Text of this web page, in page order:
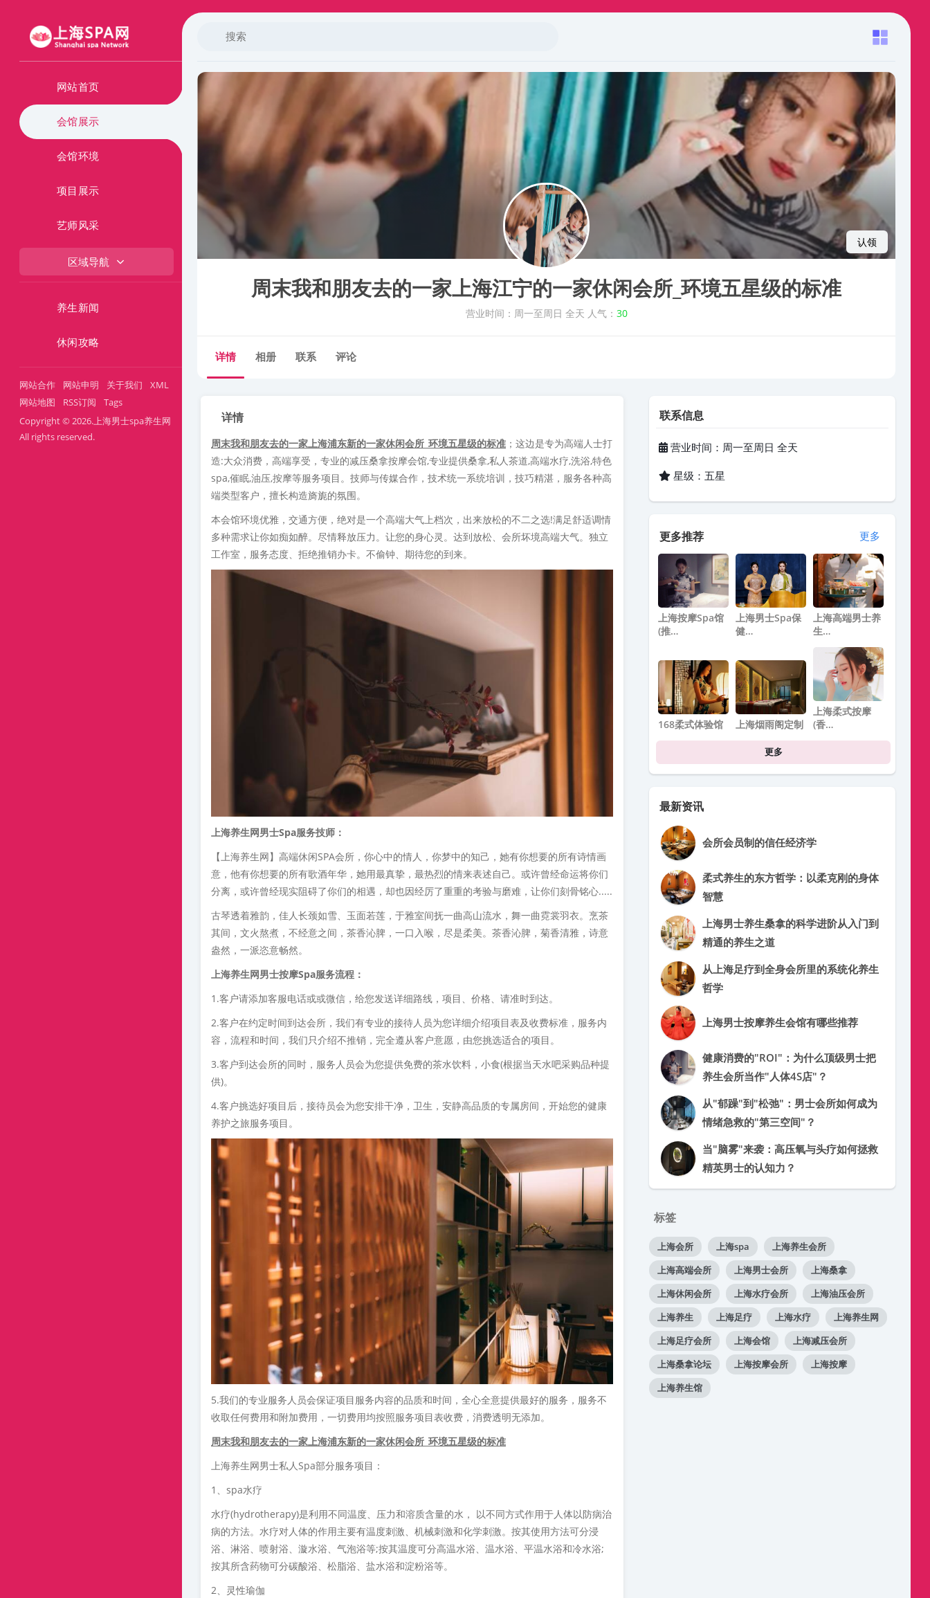
网站首页
会馆展示
会馆环境
项目展示
艺师风采
区域导航
养生新闻
休闲攻略
网站合作 网站申明 关于我们
XML
网站地图
RSS订阅
Tags
Copyright © 2026.上海男士spa养生网
All rights reserved.
认领
周末我和朋友去的一家上海江宁的一家休闲会所_环境五星级的标准
营业时间：周一至周日 全天 人气： 30
详情 相册 联系 评论
详情
周末我和朋友去的一家上海浦东新的一家休闲会所_环境五星级的标准 ；这边是专为高端人士打
造:大众消费，高端享受，专业的减压桑拿按摩会馆,专业提供桑拿,私人茶道,高端水疗,洗浴,特色
spa,催眠,油压,按摩等服务项目。技师与传媒合作，技术统一系统培训，技巧精湛，服务各种高
端类型客户，擅长构造旖旎的氛围。
本会馆环境优雅，交通方便，绝对是一个高端大气上档次，出来放松的不二之选!满足舒适调情
多种需求让你如痴如醉。尽情释放压力。让您的身心灵。达到放松、会所坏境高端大气。独立
工作室，服务态度、拒绝推销办卡。不偷钟、期待您的到来。
上海养生网男士Spa服务技师：
【上海养生网】高端休闲SPA会所，你心中的情人，你梦中的知己，她有你想要的所有诗情画
意，他有你想要的所有歌酒年华，她用最真挚，最热烈的情来表述自己。或许曾经命运将你们
分离，或许曾经现实阻碍了你们的相遇，却也因经厉了重重的考验与磨难，让你们刻骨铭心.....
古琴透着雅韵，佳人长颈如雪、玉面若莲，于雅室间抚一曲高山流水，舞一曲霓裳羽衣。烹茶
其间，文火熬煮，不经意之间，茶香沁脾，一口入喉，尽是柔美。茶香沁脾，菊香清雅，诗意
盎然，一派恣意畅然。
上海养生网男士按摩Spa服务流程：
1.客户请添加客服电话或或微信，给您发送详细路线，项目、价格、请准时到达。
2.客户在约定时间到达会所，我们有专业的接待人员为您详细介绍项目表及收费标准，服务内
容，流程和时间，我们只介绍不推销，完全遵从客户意愿，由您挑选适合的项目。
3.客户到达会所的同时，服务人员会为您提供免费的茶水饮料，小食(根据当天水吧采购品种提
供)。
4.客户挑选好项目后，接待员会为您安排干净，卫生，安静高品质的专属房间，开始您的健康
养护之旅服务项目。
5.我们的专业服务人员会保证项目服务内容的品质和时间，全心全意提供最好的服务，服务不
收取任何费用和附加费用，一切费用均按照服务项目表收费，消费透明无添加。
周末我和朋友去的一家上海浦东新的一家休闲会所_环境五星级的标准
上海养生网男士私人Spa部分服务项目：
1、spa水疗
水疗(hydrotherapy)是利用不同温度、压力和溶质含量的水， 以不同方式作用于人体以防病治
病的方法。水疗对人体的作用主要有温度刺激、机械刺激和化学刺激。按其使用方法可分浸
浴、淋浴、喷射浴、漩水浴、气泡浴等;按其温度可分高温水浴、温水浴、平温水浴和冷水浴;
按其所含药物可分碳酸浴、松脂浴、盐水浴和淀粉浴等。
2、灵性瑜伽
联系信息
营业时间：周一至周日 全天
星级：五星
更多推荐 更多
上海按摩spa馆
(推…
上海男士Spa保
健…
上海高端男士养
生…
168柔式体验馆 上海烟雨阁定制
上海柔式按摩
(香…
更多
最新资讯
会所会员制的信任经济学
柔式养生的东方哲学：以柔克刚的身体
智慧
上海男士养生桑拿的科学进阶从入门到
精通的养生之道
从上海足疗到全身会所里的系统化养生
哲学
上海男士按摩养生会馆有哪些推荐
健康消费的"ROI"：为什么顶级男士把
养生会所当作"人体4S店"？
从"郁躁"到"松弛"：男士会所如何成为
情绪急救的"第三空间"？
当"脑雾"来袭：高压氧与头疗如何拯救
精英男士的认知力？
标签
上海会所 上海spa
上海养生会所
上海高端会所
上海男士会所
上海桑拿
上海休闲会所
上海水疗会所
上海油压会所
上海养生
上海足疗 上海水疗
上海养生网
上海足疗会所
上海会馆
上海减压会所
上海桑拿论坛
上海按摩会所
上海按摩
上海养生馆